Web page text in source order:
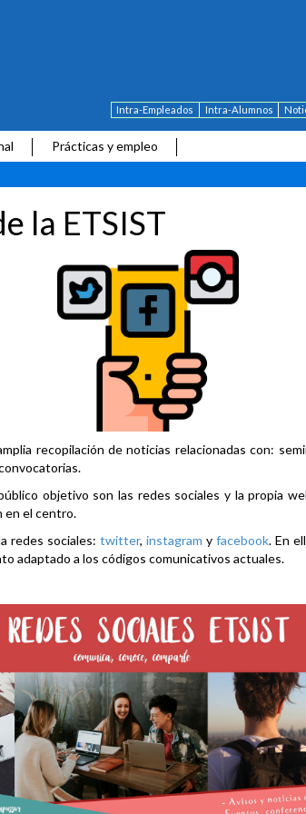
Intra-Empleados Intra-Alumnos
Prácticas y empleo
la ETSIST
recopilación de noticias relacionadas con:
objetivo son las redes sociales y la propia
en el centro.
redes sociales: twitter, instagram y facebook. En
adaptado a los códigos comunicativos actuales.